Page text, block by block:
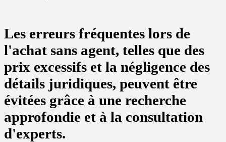
Les erreurs fréquentes lors de
l'achat sans agent, telles que des
prix excessifs et la négligence des
détails juridiques, peuvent être
évitées grâce à une recherche
approfondie et à la consultation
d'experts.